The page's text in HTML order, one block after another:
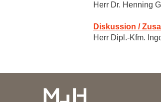
Herr Dr. Henning
Diskussion /
Herr Dipl.-Kfm.